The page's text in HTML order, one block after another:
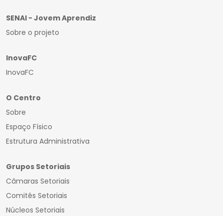
SENAI - Jovem Aprendiz
Sobre o projeto
InovaFC
InovaFC
O Centro
Sobre
Espaço Físico
Estrutura Administrativa
Grupos Setoriais
Câmaras Setoriais
Comitês Setoriais
Núcleos Setoriais